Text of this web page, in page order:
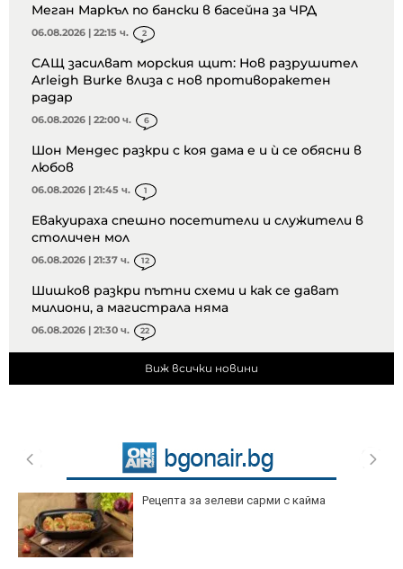
Меган Маркъл по бански в басейна за ЧРД
06.08.2026 | 22:15 ч. 2
САЩ засилват морския щит: Нов разрушител
Arleigh Burke влиза с нов противоракетен
радар
06.08.2026 | 22:00 ч. 6
Шон Мендес разкри с коя дама е и ѝ се обясни в
любов
06.08.2026 | 21:45 ч. 1
Евакуираха спешно посетители и служители в
столичен мол
06.08.2026 | 21:37 ч. 12
Шишков разкри пътни схеми и как се дават
милиони, а магистрала няма
06.08.2026 | 21:30 ч. 22
Виж всички новини
Рецепта за зелеви сарми с кайма